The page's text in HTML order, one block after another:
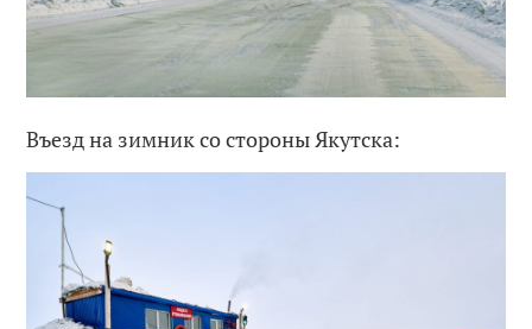
Въезд на зимник со стороны Якутска: